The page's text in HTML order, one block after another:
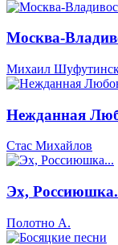
Москва-
Михаил
Нежданная
Стас Михайлов
Эх,
Полотно А.